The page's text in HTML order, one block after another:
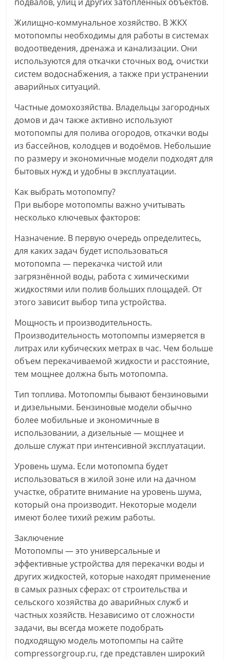
Жилищно-коммунальное хозяйство. В ЖКХ
мотопомпы необходимы для работы в системах
водоотведения, дренажа и канализации. Они
используются для откачки сточных вод, очистки
систем водоснабжения, а также при устранении
аварийных ситуаций.
Частные домохозяйства. Владельцы загородных
домов и дач также активно используют
мотопомпы для полива огородов, откачки воды
из бассейнов, колодцев и водоёмов. Небольшие
по размеру и экономичные модели подходят для
бытовых нужд и удобны в эксплуатации.
Как выбрать мотопомпу?
При выборе мотопомпы важно учитывать
несколько ключевых факторов:
Назначение. В первую очередь определитесь,
для каких задач будет использоваться
мотопомпа — перекачка чистой или
загрязнённой воды, работа с химическими
жидкостями или полив больших площадей. От
этого зависит выбор типа устройства.
Мощность и производительность.
Производительность мотопомпы измеряется в
литрах или кубических метрах в час. Чем больше
объем перекачиваемой жидкости и расстояние,
тем мощнее должна быть мотопомпа.
Тип топлива. Мотопомпы бывают бензиновыми
и дизельными. Бензиновые модели обычно
более мобильные и экономичные в
использовании, а дизельные — мощнее и
дольше служат при интенсивной эксплуатации.
Уровень шума. Если мотопомпа будет
использоваться в жилой зоне или на дачном
участке, обратите внимание на уровень шума,
который она производит. Некоторые модели
имеют более тихий режим работы.
Заключение
Мотопомпы — это универсальные и
эффективные устройства для перекачки воды и
других жидкостей, которые находят применение
в самых разных сферах: от строительства и
сельского хозяйства до аварийных служб и
частных хозяйств. Независимо от сложности
задачи, вы всегда можете подобрать
подходящую модель мотопомпы на сайте
compressorgroup.ru, где представлен широкий